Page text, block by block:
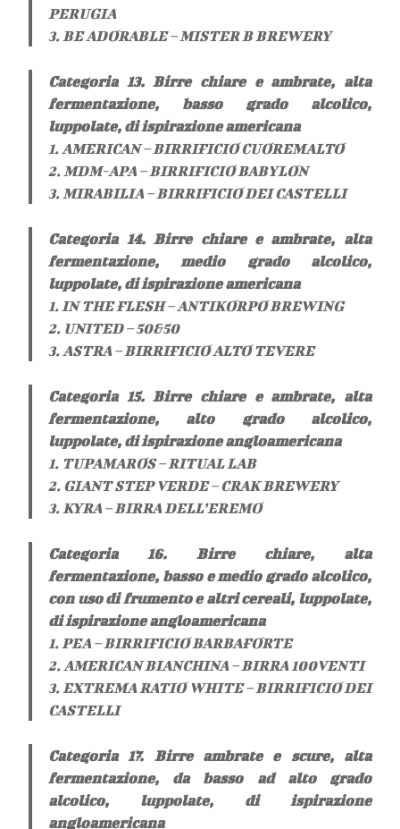
PERUGIA
3. BE ADORABLE – MISTER B BREWERY
Categoria 13. Birre chiare e ambrate, alta
fermentazione, basso grado alcolico,
luppolate, di ispirazione americana
1. AMERICAN – BIRRIFICIO CUOREMALTO
2. MDM-APA – BIRRIFICIO BABYLON
3. MIRABILIA – BIRRIFICIO DEI CASTELLI
Categoria 14. Birre chiare e ambrate, alta
fermentazione, medio grado alcolico,
luppolate, di ispirazione americana
1. IN THE FLESH – ANTIKORPO BREWING
2. UNITED – 50&50
3. ASTRA – BIRRIFICIO ALTO TEVERE
Categoria 15. Birre chiare e ambrate, alta
fermentazione, alto grado alcolico,
luppolate, di ispirazione angloamericana
1. TUPAMAROS – RITUAL LAB
2. GIANT STEP VERDE – CRAK BREWERY
3. KYRA – BIRRA DELL’EREMO
Categoria 16. Birre chiare, alta
fermentazione, basso e medio grado alcolico,
con uso di frumento e altri cereali, luppolate,
di ispirazione angloamericana
1. PEA – BIRRIFICIO BARBAFORTE
2. AMERICAN BIANCHINA – BIRRA 100VENTI
3. EXTREMA RATIO WHITE – BIRRIFICIO DEI
CASTELLI
Categoria 17. Birre ambrate e scure, alta
fermentazione, da basso ad alto grado
alcolico, luppolate, di ispirazione
angloamericana